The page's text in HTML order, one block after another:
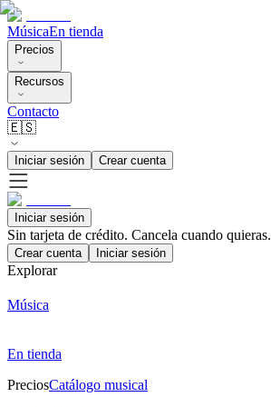
MúsicaEn tienda
Precios
Recursos
Contacto
🇪🇸
Iniciar sesión Crear cuenta
Iniciar sesión
Sin tarjeta de crédito. Cancela cuando quieras.
Crear cuenta Iniciar sesión
Explorar
Música
En tienda
PreciosCatálogo musical